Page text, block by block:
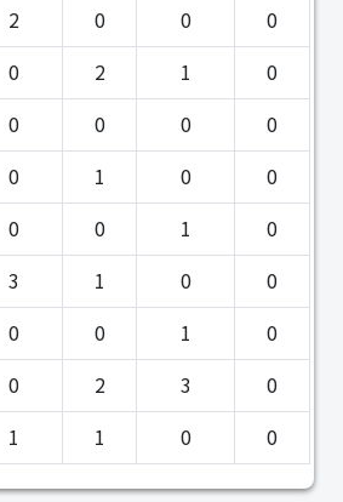
2 0 0 0
0 2 1 0
0 0 0 0
0 1 0 0
0 0 1 0
3 1 0 0
0 0 1 0
0 2 3 0
1 1 0 0